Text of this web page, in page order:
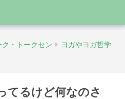
・トークセン ヨガやヨガ哲学
てるけど何なのさ